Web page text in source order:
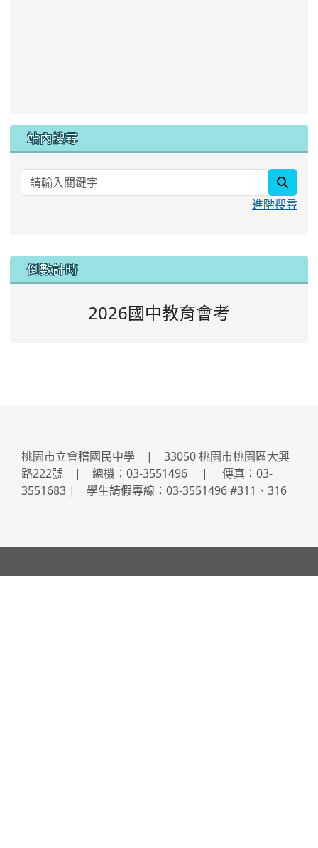
站內搜尋
進階搜尋
::: 倒數計時
2026國中教育會考
桃園市立會稽國民中學 | 33050 桃園市桃園區大興
路222號 | 總機：03-3551496 | 傳真：03-
3551683 | 學生請假專線：03-3551496 #311、316